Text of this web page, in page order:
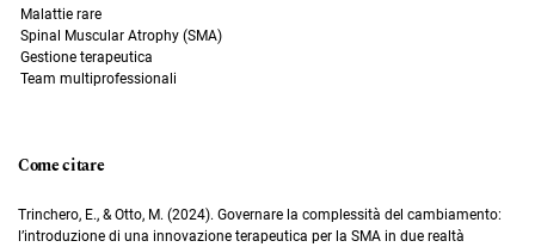
Malattie rare
Spinal Muscular Atrophy (SMA)
Gestione terapeutica
Team multiprofessionali
Come citare
Trinchero, E., & Otto, M. (2024). Governare la complessità del cambiamento:
l’introduzione di una innovazione terapeutica per la SMA in due realtà